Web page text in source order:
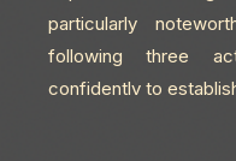
particularly
following three
confidently to